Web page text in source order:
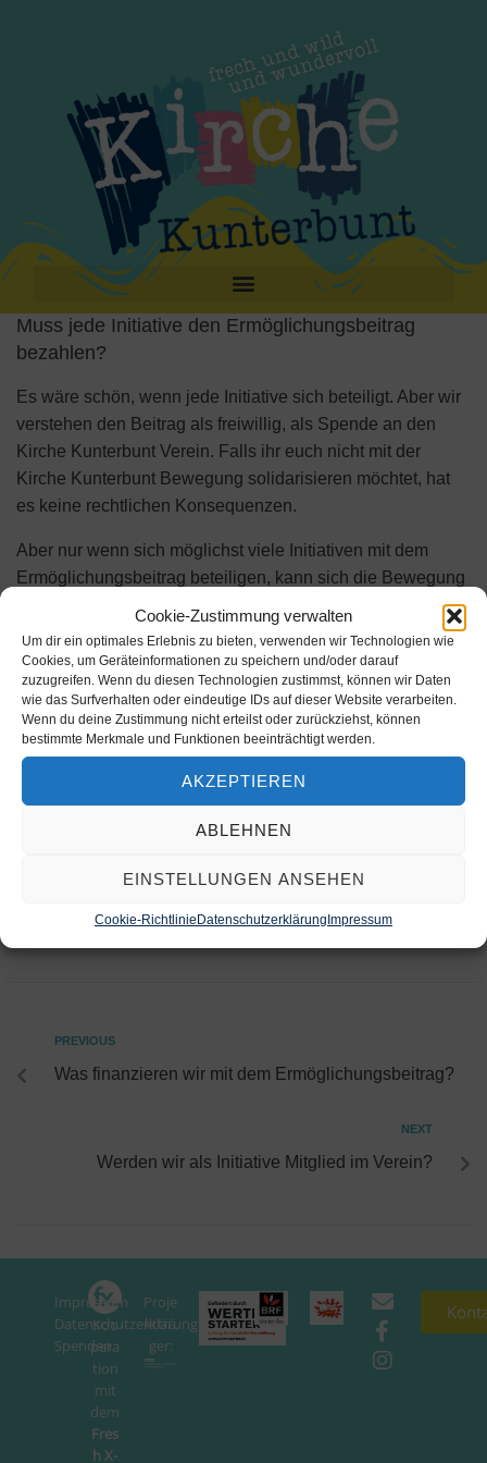
Cookie-Zustimmung verwalten
Um dir ein optimales Erlebnis zu bieten, verwenden wir Technologien wie
Cookies, um Geräteinformationen zu speichern und/oder darauf
zuzugreifen. Wenn du diesen Technologien zustimmst, können wir Daten
wie das Surfverhalten oder eindeutige IDs auf dieser Website verarbeiten.
Wenn du deine Zustimmung nicht erteilst oder zurückziehst, können
bestimmte Merkmale und Funktionen beeinträchtigt werden.
AKZEPTIEREN
ABLEHNEN
EINSTELLUNGEN ANSEHEN
Cookie-Richtlinie Datenschutzerklärung Impressum
Muss jede Initiative den Ermöglichungsbeitrag
bezahlen?
Es wäre schön, wenn jede Initiative sich beteiligt. Aber wir
verstehen den Beitrag als freiwillig, als Spende an den
Kirche Kunterbunt Verein. Falls ihr euch nicht mit der
Kirche Kunterbunt Bewegung solidarisieren möchtet, hat
es keine rechtlichen Konsequenzen.
Aber nur wenn sich möglichst viele Initiativen mit dem
Ermöglichungsbeitrag beteiligen, kann sich die Bewegung
Initiativen, die den Beitrag ermöglichen, erhalten
weiterhin freien Zugang zu jugendarbeit.online (über
einen Zugangscode) .
PREVIOUS
Was finanzieren wir mit dem Ermöglichungsbeitrag?
NEXT
Werden wir als Initiative Mitglied im Verein?
Impressum
Datenschutzerklärung
Spenden
In
Koo
pera
tion
mit
dem
Fres
h X-
Proje
ktträ
ger: